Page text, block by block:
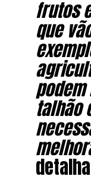
frutos
que
talhão